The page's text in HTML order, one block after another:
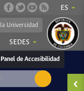
ES
SEDES
Panel de Accesibilidad